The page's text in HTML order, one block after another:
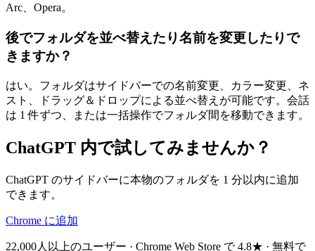
Arc、Opera。
後でフォルダを並べ替えたり名前を変更したりで
きますか？
はい。フォルダはサイドバーでの名前変更、カラー変更、ネ
スト、ドラッグ＆ドロップによる並べ替えが可能です。会話
は 1 件ずつ、または一括操作でフォルダ間を移動できます。
ChatGPT 内で試してみませんか？
ChatGPT のサイドバーに本物のフォルダを 1 分以内に追加
できます。
Chrome に追加
22,000人以上のユーザー · Chrome Web Store で 4.8★ · 無料で